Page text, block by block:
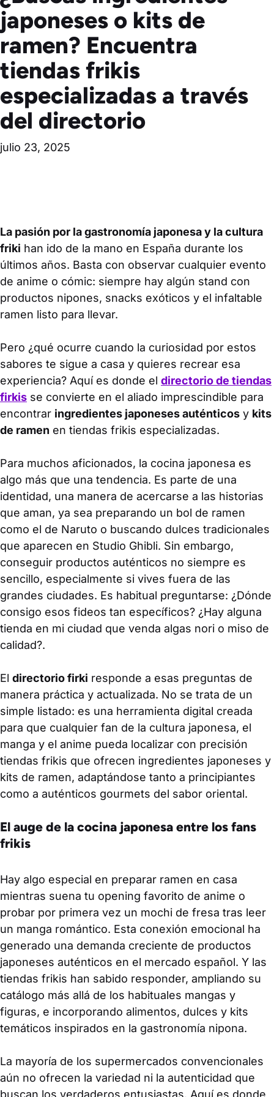
japoneses o kits de
ramen? Encuentra
tiendas frikis
especializadas a través
del directorio
julio 23, 2025
La pasión por la gastronomía japonesa y la cultura
friki han ido de la mano en España durante los
últimos años. Basta con observar cualquier evento
de anime o cómic: siempre hay algún stand con
productos nipones, snacks exóticos y el infaltable
ramen listo para llevar.
Pero ¿qué ocurre cuando la curiosidad por estos
sabores te sigue a casa y quieres recrear esa
experiencia? Aquí es donde el directorio de tiendas
firkis se convierte en el aliado imprescindible para
encontrar ingredientes japoneses auténticos y kits
de ramen en tiendas frikis especializadas.
Para muchos aficionados, la cocina japonesa es
algo más que una tendencia. Es parte de una
identidad, una manera de acercarse a las historias
que aman, ya sea preparando un bol de ramen
como el de Naruto o buscando dulces tradicionales
que aparecen en Studio Ghibli. Sin embargo,
conseguir productos auténticos no siempre es
sencillo, especialmente si vives fuera de las
grandes ciudades. Es habitual preguntarse: ¿Dónde
consigo esos fideos tan específicos? ¿Hay alguna
tienda en mi ciudad que venda algas nori o miso de
calidad?.
El directorio firki responde a esas preguntas de
manera práctica y actualizada. No se trata de un
simple listado: es una herramienta digital creada
para que cualquier fan de la cultura japonesa, el
manga y el anime pueda localizar con precisión
tiendas frikis que ofrecen ingredientes japoneses y
kits de ramen, adaptándose tanto a principiantes
como a auténticos gourmets del sabor oriental.
El auge de la cocina japonesa entre los fans
frikis
Hay algo especial en preparar ramen en casa
mientras suena tu opening favorito de anime o
probar por primera vez un mochi de fresa tras leer
un manga romántico. Esta conexión emocional ha
generado una demanda creciente de productos
japoneses auténticos en el mercado español. Y las
tiendas frikis han sabido responder, ampliando su
catálogo más allá de los habituales mangas y
figuras, e incorporando alimentos, dulces y kits
temáticos inspirados en la gastronomía nipona.
La mayoría de los supermercados convencionales
aún no ofrecen la variedad ni la autenticidad que
buscan los verdaderos entusiastas. Aquí es donde